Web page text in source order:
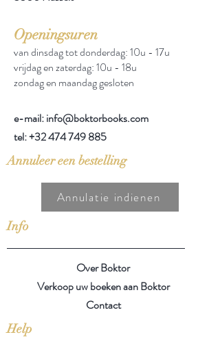
Openingsuren
van dinsdag tot donderdag: 10u - 17u
vrijdag en zaterdag: 10u - 18u
zondag en maandag gesloten
e-mail: info@boktorbooks.com
tel:+32 474 749 885
Annuleer een bestelling
Annulatie indienen
Info
Over Boktor
Verkoop uw boeken aan Boktor
Contact
Help